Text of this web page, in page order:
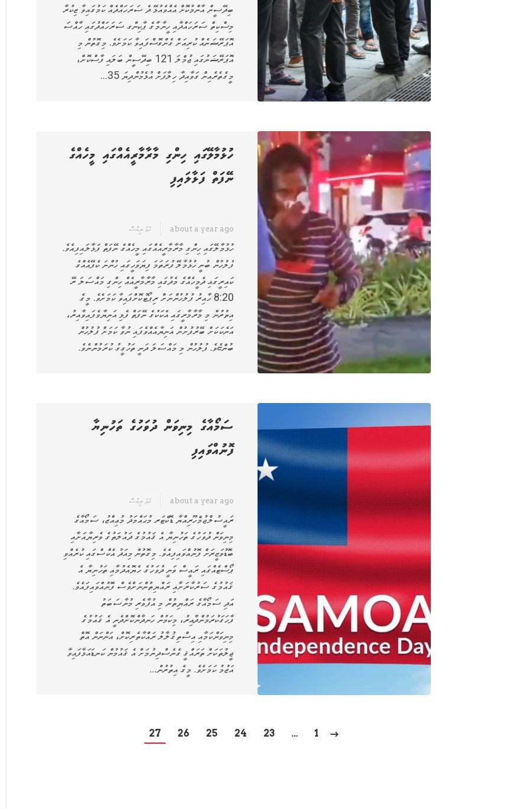
ބިދޭސީން އާންމުކޮށް އެއްވެއުޅޭ ދެ ސަރަހައްދެއް ކަމުގައިވާ ޒިކުރާ
މިސްކިތް ސަރަހައްދާއި ހީނާމާގެ ޕާކިންގ ސަރަހައްދުގައި ހާއްސަ
އޮޕަރޭޝަނެއް ކުރިއަށް ގެންގޮސްފައިވާ ކަމަށެވެ. މިގޮތުން މި
އޮޕަރޭޝަނުގައި ޖުމްލަ 121 ބިދޭސީން ބަލައި ފާސްކޮށް،
މީގެތެރެއިން ގަވާއިދާ ހިލާފަށް އުޅެމުންދިޔަ 35…
ހުޅުމާލޭގައި ހިންގި މާރާމާރީއެއްގައި މީހެއްގެ
ނޭފަތް ފަޅާލައިފި
ހަމަ ނިއުސް about a year ago
ހުޅުމާލޭގައި ހިންގި މާރާމާރީއެއްގައި މީހެއްގެ ނޭފަތް ފަޅާލައިފިއެވެ.
ފުލުހުން ބުނީ ހުޅުމާލޭ ފުރަތަމަ ފިޔަވަހީގައި ހުންނަ ކެފޭއެއްގެ
ކައިރީގައި ދެމީހެއްގެ މެދުގައި މާރާމާރީއެއް ހިންގި މައްސަލަ ރޭ
8:20 ހާއިރު ފުލުހުންނަށް ރިޕޯޓުކޮށްފައިވާ ކަމަށެވެ. މީގެ
އިތުރުން މި މާރާމާރީގައި އެކަކުގެ ނޭފަތް ފެޅި އަނިޔާވެފައިވާއިރު،
އަނެކަކަށް ބޭރުފުށުން އަނިޔާއެއްވެފައި ނުވާ ކަމަށް ފުލުހުން
ބުންޏެވެ. ފުލުހުން މި މައްސަލަ ދަނީ ތަހުގީގު ކުރަމުންނެވެ.
ސަމޯއާގެ މިނިވަން ދުވަހުގެ ތަހުނިޔާ
ފޮނުއްވައިފި
ހަމަ ނިއުސް about a year ago
ރައީސުލްޖުމްހޫރިއްޔާ ޑޮކްޓަރ މުޙައްމަދު މުޢިއްޒު، ސަމޯއާގެ
މިނިވަން ދުވަހުގެ ތަހުނިޔާ އެ ޤައުމުގެ ދައުލަތުގެ ވެރިޔާއަށާއި
ބޮޑުވަޒީރަށް ފޮނުއްވައިފިއެވެ. މިގޮތުން މިއަދު އެކްސްގައި ކުރެއްވި
ޕޯސްޓެއްގައި ރައީސް ވަނީ ދުވަހުގެ ހެޔޮއެދުމާއި ތަހުނިޔާ އެ
ޤައުމުގެ ސަރުކާރަށާއި ރައްޔިތުންނަށްވެސް ފޮނުއްވައިފައެވެ.
އަދި ސަމޯއާގެ ރައްޔިތުން މި އުފާވެރި މުނާސަބަތު
ފާހަގަކުރަމުންދާއިރު، މިކަމުން ހަނދާންކޮށްދެނީ އެ ޤައުމުގެ
މިނިވަންކަމާއި އިސްތިޤުލާލު ރައްކާތެރިކޮށް، އަންނަން އޮތް
ޖީލުތަކަށް ތަރައްޤީ ގެނެސްދިނުމަށް އެ ޤައުމުން ކަނޑައަޅާފައިވާ
އަޒުމު ކަމަށެވެ. މީގެ އިތުރުން…
1
…
23
24
25
26
27